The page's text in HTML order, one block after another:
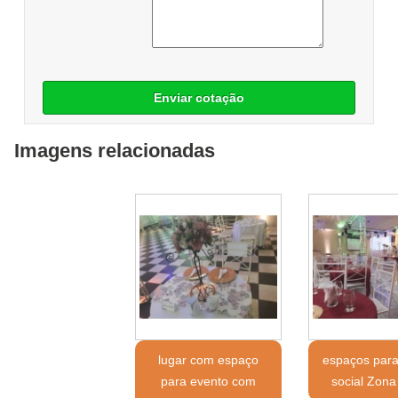
Enviar cotação
Imagens relacionadas
lugar com espaço
para evento com
espaços
social